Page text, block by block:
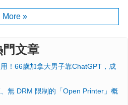
More »
門文章
！66歲加拿大男子靠ChatGPT，成
無 DRM 限制的「Open Printer」概